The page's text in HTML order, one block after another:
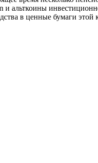
альткоины
в ценные бумаги этой